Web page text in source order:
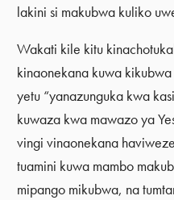
lakini si makubwa kuliko
Wakati kile kitu
kinaonekana kuwa
yetu “yanazunguka kwa
kuwaza kwa mawazo ya
vingi vinaonekana
tuamini kuwa mambo
mipango mikubwa, na